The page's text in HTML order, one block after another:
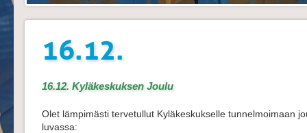
16.12.
16.12. Kyläkeskuksen Joulu
Olet lämpimästi tervetullut Kyläkeskukselle tunnelmoimaan
luvassa: